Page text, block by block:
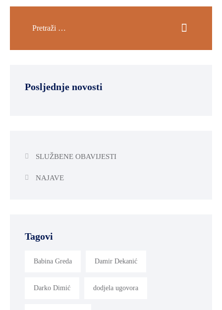
Posljednje novosti
SLUŽBENE OBAVIJESTI
NAJAVE
Tagovi
Babina Greda Damir Dekanić
Darko Dimić dodjela ugovora